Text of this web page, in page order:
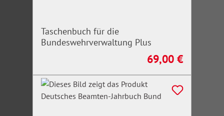
Taschenbuch für die
Bundeswehrverwaltung Plus
Regulärer Preis:
69,00 €